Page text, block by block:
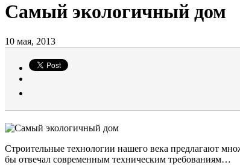
Самый экологичный дом
10 мая, 2013
Строительные технологии нашего века предлагают
бы отвечал современным техническим требованиям…